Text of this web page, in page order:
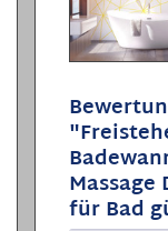
Massage
für Bad